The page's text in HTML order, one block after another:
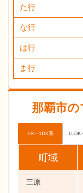
た行
な行
は行
ま行
那覇市の
1R～1DK系 1LDK
町域
三原